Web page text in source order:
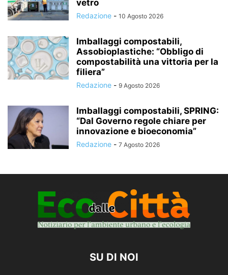
vetro
Redazione - 10 Agosto 2026
Imballaggi compostabili,
Assobioplastiche: “Obbligo di
compostabilità una vittoria per la
filiera”
Redazione - 9 Agosto 2026
Imballaggi compostabili, SPRING:
“Dal Governo regole chiare per
innovazione e bioeconomia”
Redazione - 7 Agosto 2026
SU DI NOI